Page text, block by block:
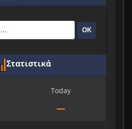
ΟΚ
Στατιστικά
Today
—